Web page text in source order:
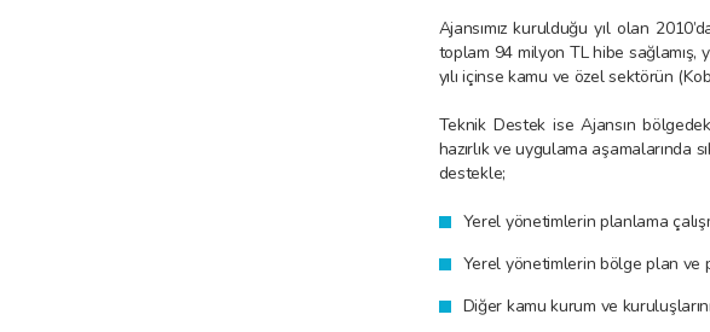
Ajansımız kurulduğu yıl olan
toplam 94 milyon TL hibe sağlamış,
yılı içinse kamu ve özel sektörün
Teknik Destek ise Ajansın
hazırlık ve uygulama aşamalarında
destekle;
Yerel yönetimlerin planlama
Yerel yönetimlerin bölge plan ve
Diğer kamu kurum ve